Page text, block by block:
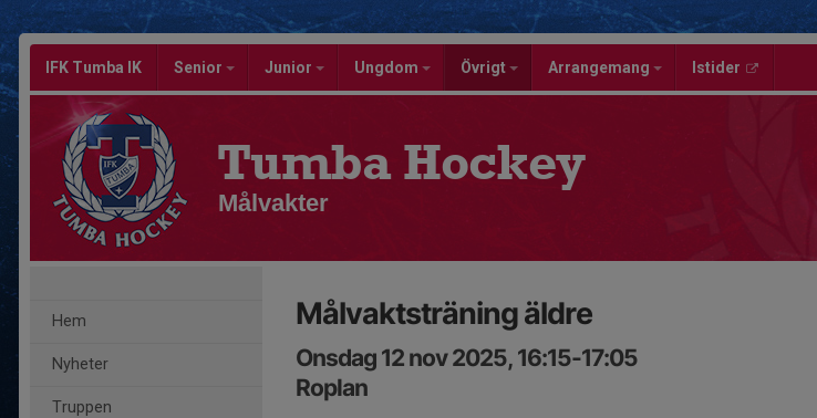
IFK Tumba IK Senior Junior Ungdom Övrigt Arrangemang Istider
Tumba Hockey
Målvakter
Hem
Nyheter
Truppen
Målvaktsträning äldre
Onsdag 12 nov 2025, 16:15-17:05
Roplan